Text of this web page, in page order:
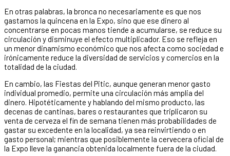
En otras palabras, la bronca no necesariamente es que nos
gastamos la quincena en la Expo, sino que ese dinero al
concentrarse en pocas manos tiende a acumularse, se reduce su
circulación y disminuye el efecto multiplicador. Eso se refleja en
un menor dinamismo económico que nos afecta como sociedad e
irónicamente reduce la diversidad de servicios y comercios en la
totalidad de la ciudad.
En cambio, las Fiestas del Pitic, aunque generan menor gasto
individual promedio, permite una circulación más amplia del
dinero. Hipotéticamente y hablando del mismo producto, las
decenas de cantinas, bares o restaurantes que triplicaron su
venta de cerveza el fin de semana tienen más probabilidades de
gastar su excedente en la localidad, ya sea reinvirtiendo o en
gasto personal; mientras que posiblemente la cervecera oficial de
la Expo lleve la ganancia obtenida localmente fuera de la ciudad.